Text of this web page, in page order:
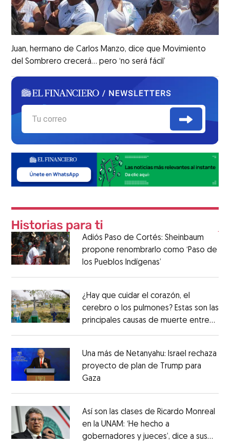
Juan, hermano de Carlos Manzo, dice que Movimiento
del Sombrero crecerá... pero ‘no será fácil’
Adiós Paso de Cortés: Sheinbaum
propone renombrarlo como ‘Paso de
los Pueblos Indígenas’
¿Hay que cuidar el corazón, el
cerebro o los pulmones? Estas son las
principales causas de muerte entre
los mexicanos
Una más de Netanyahu: Israel rechaza
proyecto de plan de Trump para
Gaza
Así son las clases de Ricardo Monreal
en la UNAM: ‘He hecho a
gobernadores y jueces’, dice a sus